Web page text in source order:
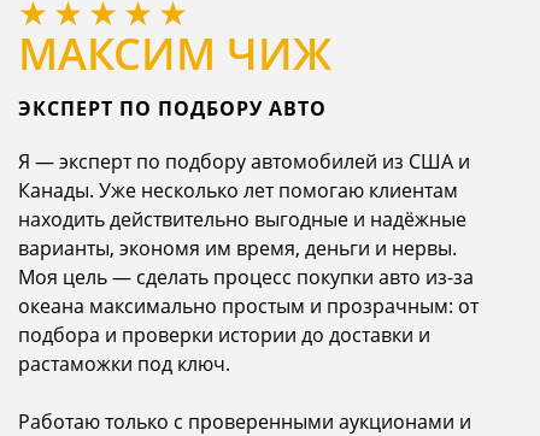
МАКСИМ ЧИЖ
ЭКСПЕРТ ПО ПОДБОРУ АВТО
Я — эксперт по подбору автомобилей из США и
Канады. Уже несколько лет помогаю клиентам
находить действительно выгодные и надёжные
варианты, экономя им время, деньги и нервы.
Моя цель — сделать процесс покупки авто из-за
океана максимально простым и прозрачным: от
подбора и проверки истории до доставки и
растаможки под ключ.
Работаю только с проверенными аукционами и